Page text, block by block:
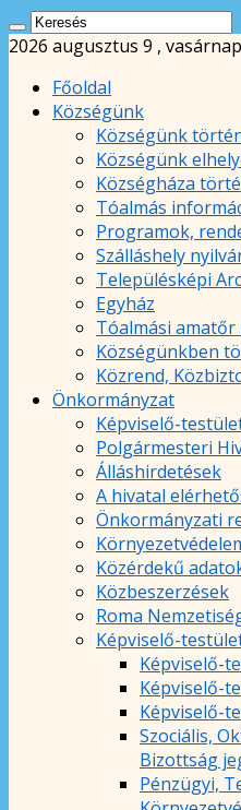
2026 augusztus 9 , vasárnap
Főoldal
Községünk
Községünk
Községünk
Községháza
Tóalmás
Programok,
Szálláshely
Településképi
Egyház
Tóalmási amatőr
Községünkben
Közrend,
Önkormányzat
Képviselő-
Polgármesteri
Álláshirdetések
A hivatal
Önkormányzati
Közérdekű
Közbeszerzések
Roma
Képviselő-
Képviselő-
Képviselő-
Képviselő-
Szociális,
Bizottság
Pénzügyi,